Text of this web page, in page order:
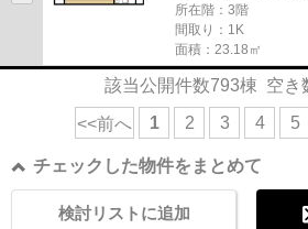
所在階：3階
間取り：1K
面積：23.18㎡
該当公開件数793棟 空き
<<前へ 1 2 3 4 5
チェックした物件をまとめて
検討リストに追加